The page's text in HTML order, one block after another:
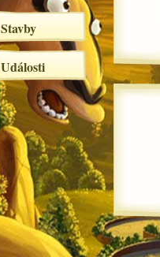
Stavby
Události